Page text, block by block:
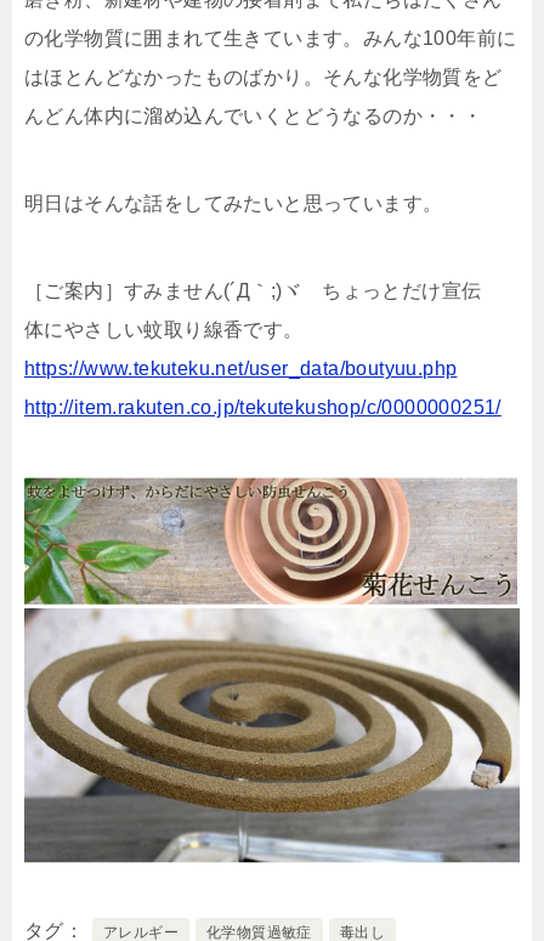
の化学物質に囲まれて生きています。みんな100年前に
はほとんどなかったものばかり。そんな化学物質をど
んどん体内に溜め込んでいくとどうなるのか・・・
明日はそんな話をしてみたいと思っています。
［ご案内］すみません(´Д｀;)ヾ ちょっとだけ宣伝
体にやさしい蚊取り線香です。
https://www.tekuteku.net/user_data/boutyuu.php
http://item.rakuten.co.jp/tekutekushop/c/0000000251/
タグ アレルギー 化学物質過敏症 毒出し